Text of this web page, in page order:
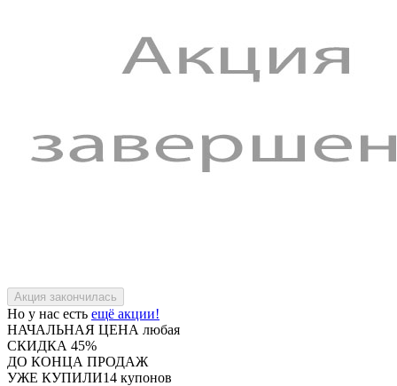
Но у нас есть ещё акции!
НАЧАЛЬНАЯ ЦЕНА любая
СКИДКА 45%
ДО КОНЦА ПРОДАЖ
УЖЕ КУПИЛИ14 купонов